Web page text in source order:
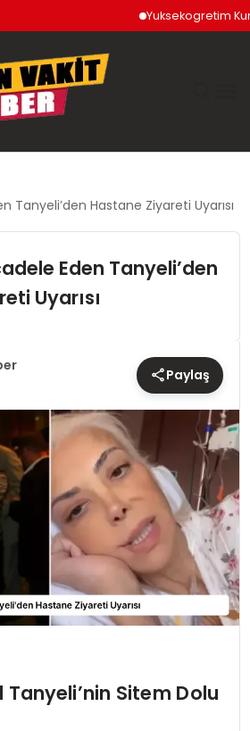
Yuksekogretim
Tanyeli’den Hastane Ziyareti Uyarısı
Eden Tanyeli’den
Uyarısı
Paylaş
Sitem Dolu